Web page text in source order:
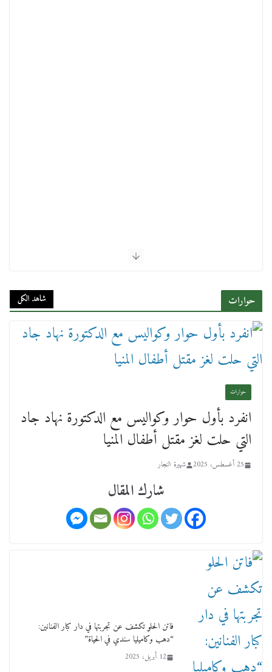
حوارات شاهد الكل
حوارات
انفرد بأول حوار وكواليس مع الدكتورة نهاد جاد
التي حلت لغز مقتل أطفال المنيا
25 أغسطس، 2025 شهيرة النجار
شارك المقال
فاتن الحلو تكشف عن تجربتها في دار كبار الفنانين:
“دهب وكاميليا سندي في الحياة”
12 أبريل، 2025